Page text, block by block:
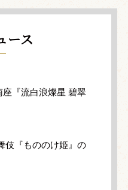
ース
『流白浪燦星 碧翠
伎『もののけ姫』の